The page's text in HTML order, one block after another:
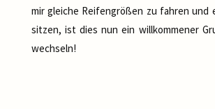
mir gleiche Reifengrößen zu fahren und
sitzen, ist dies nun ein willkommener
wechseln!